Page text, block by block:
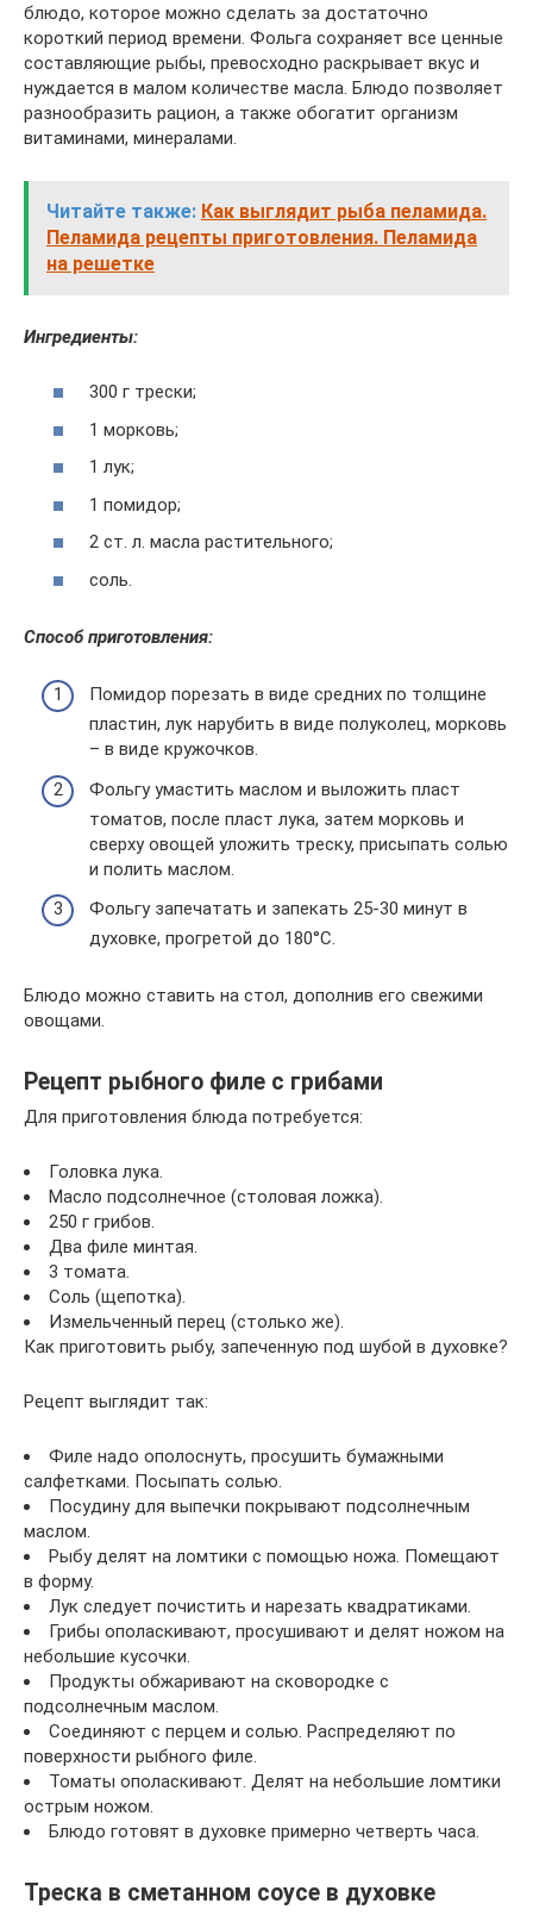
блюдо, которое можно сделать за достаточно
короткий период времени. Фольга сохраняет все ценные
составляющие рыбы, превосходно раскрывает вкус и
нуждается в малом количестве масла. Блюдо позволяет
разнообразить рацион, а также обогатит организм
витаминами, минералами.
Читайте также: Как выглядит рыба пеламида.
Пеламида рецепты приготовления. Пеламида
на решетке
Ингредиенты:
300 г трески;
1 морковь;
1 лук;
1 помидор;
2 ст. л. масла растительного;
соль.
Способ приготовления:
Помидор порезать в виде средних по толщине
пластин, лук нарубить в виде полуколец, морковь
– в виде кружочков.
Фольгу умастить маслом и выложить пласт
томатов, после пласт лука, затем морковь и
сверху овощей уложить треску, присыпать солью
и полить маслом.
Фольгу запечатать и запекать 25-30 минут в
духовке, прогретой до 180°С.
Блюдо можно ставить на стол, дополнив его свежими
овощами.
Рецепт рыбного филе с грибами
Для приготовления блюда потребуется:
Головка лука.
Масло подсолнечное (столовая ложка).
250 г грибов.
Два филе минтая.
3 томата.
Соль (щепотка).
Измельченный перец (столько же).
Как приготовить рыбу, запеченную под шубой в духовке?
Рецепт выглядит так:
Филе надо ополоснуть, просушить бумажными
салфетками. Посыпать солью.
Посудину для выпечки покрывают подсолнечным
маслом.
Рыбу делят на ломтики с помощью ножа. Помещают
в форму.
Лук следует почистить и нарезать квадратиками.
Грибы ополаскивают, просушивают и делят ножом на
небольшие кусочки.
Продукты обжаривают на сковородке с
подсолнечным маслом.
Соединяют с перцем и солью. Распределяют по
поверхности рыбного филе.
Томаты ополаскивают. Делят на небольшие ломтики
острым ножом.
Блюдо готовят в духовке примерно четверть часа.
Треска в сметанном соусе в духовке